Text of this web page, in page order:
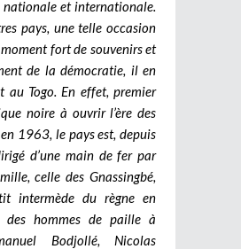
nationale et internationale.
pays, une telle occasion
fort de souvenirs et
de la démocratie, il en
au Togo. En effet, premier
noire à ouvrir l’ère des
1963, le pays est, depuis
d’une main de fer par
celle des Gnassingbé,
intermède du règne en
des hommes de paille à
Bodjollé, Nicolas